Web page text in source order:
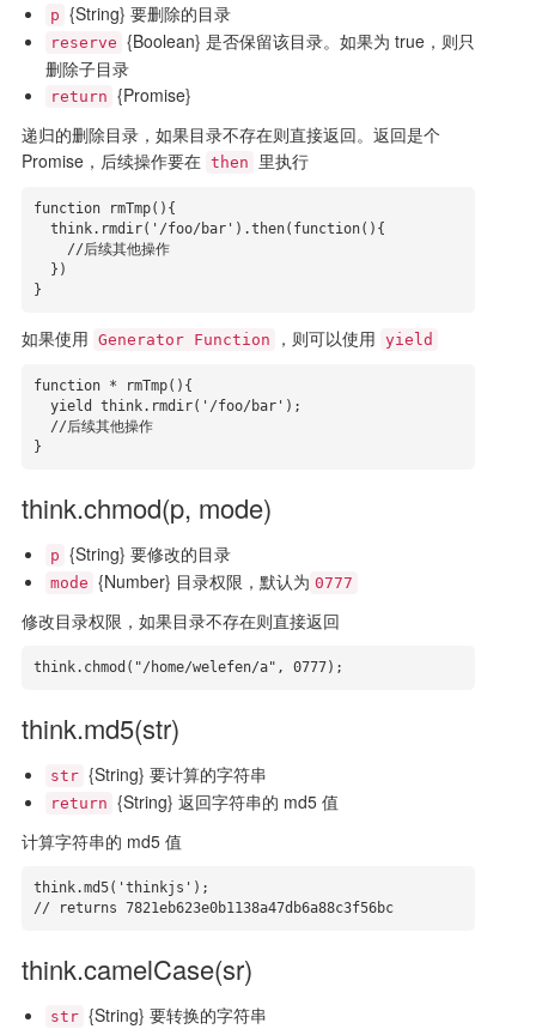
p {String} 要删除的目录
reserve {Boolean} 是否保留该目录。如果为 true，则只
删除子目录
return {Promise}
递归的删除目录，如果目录不存在则直接返回。返回是个
Promise，后续操作要在 then 里执行
function rmTmp(){
}
如果使用 Generator Function ，则可以使用 yield
function * rmTmp(){
}
think.chmod(p, mode)
p {String} 要修改的目录
mode {Number} 目录权限，默认为 0777
修改目录权限，如果目录不存在则直接返回
think.chmod("/home/welefen/a", 0777);
think.md5(str)
str {String} 要计算的字符串
return {String} 返回字符串的 md5 值
计算字符串的 md5 值
think.md5('thinkjs');
// returns 7821eb623e0b1138a47db6a88c3f56bc
think.camelCase(sr)
str {String} 要转换的字符串